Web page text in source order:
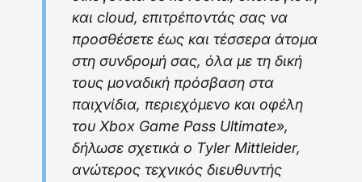
και cloud, επιτρέποντάς σας να
προσθέσετε έως και τέσσερα άτομα
στη συνδρομή σας, όλα με τη δική
τους μοναδική πρόσβαση στα
παιχνίδια, περιεχόμενο και οφέλη
του Xbox Game Pass Ultimate»,
δήλωσε σχετικά ο Tyler Mittleider,
ανώτερος τεχνικός διευθυντής